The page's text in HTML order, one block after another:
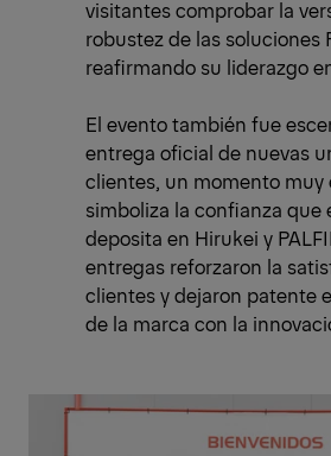
visitantes comprobar la
robustez de las soluciones
reafirmando su liderazgo
El evento también fue
entrega oficial de nuevas
clientes, un momento muy
simboliza la confianza que
deposita en Hirukei y
entregas reforzaron la
clientes y dejaron patente
de la marca con la